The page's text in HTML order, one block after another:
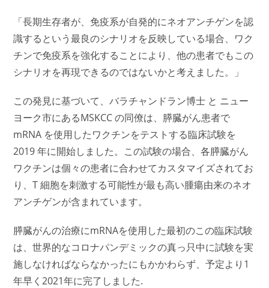
「長期生存者が、免疫系が自発的にネオアンチゲンを認
識するという最良のシナリオを反映している場合、ワク
チンで免疫系を強化することにより、他の患者でもこの
シナリオを再現できるのではないかと考えました。」
この発見に基づいて、バラチャンドラン博士 と ニュー
ヨーク市にあるMSKCC の同僚は、膵臓がん患者で
mRNA を使用したワクチンをテストする臨床試験を
2019 年に開始しました。この試験の場合、各膵臓がん
ワクチンは個々の患者に合わせてカスタマイズされてお
り、T 細胞を刺激する可能性が最も高い腫瘍由来のネオ
アンチゲンが含まれています。
膵臓がんの治療にmRNAを使用した最初のこの臨床試験
は、世界的なコロナパンデミックの真っ只中に試験を実
施しなければならなかったにもかかわらず、予定より1
年早く2021年に完了しました.